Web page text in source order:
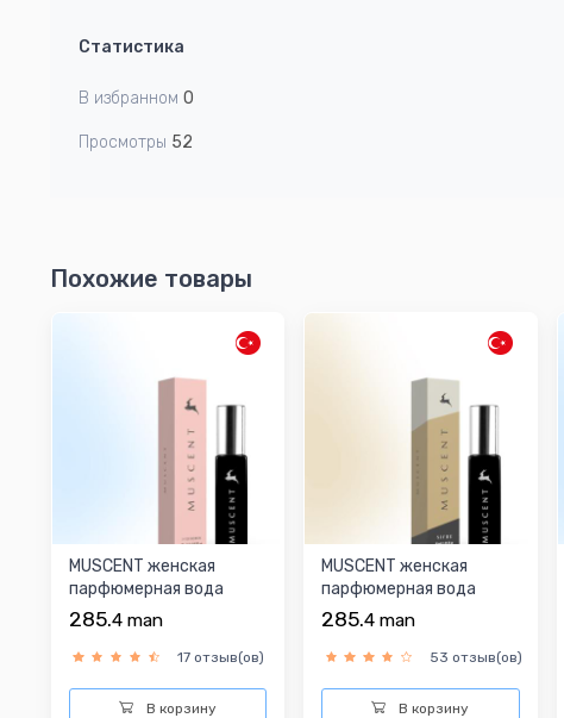
Статистика
В избранном 0
Просмотры 52
Похожие товары
MUSCENT женская
парфюмерная вода
285.4 man
17 отзыв(ов)
В корзину
MUSCENT женская
парфюмерная вода
285.4 man
53 отзыв(ов)
В корзину